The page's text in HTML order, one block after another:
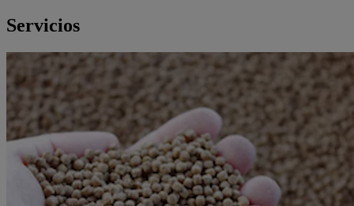
Servicios